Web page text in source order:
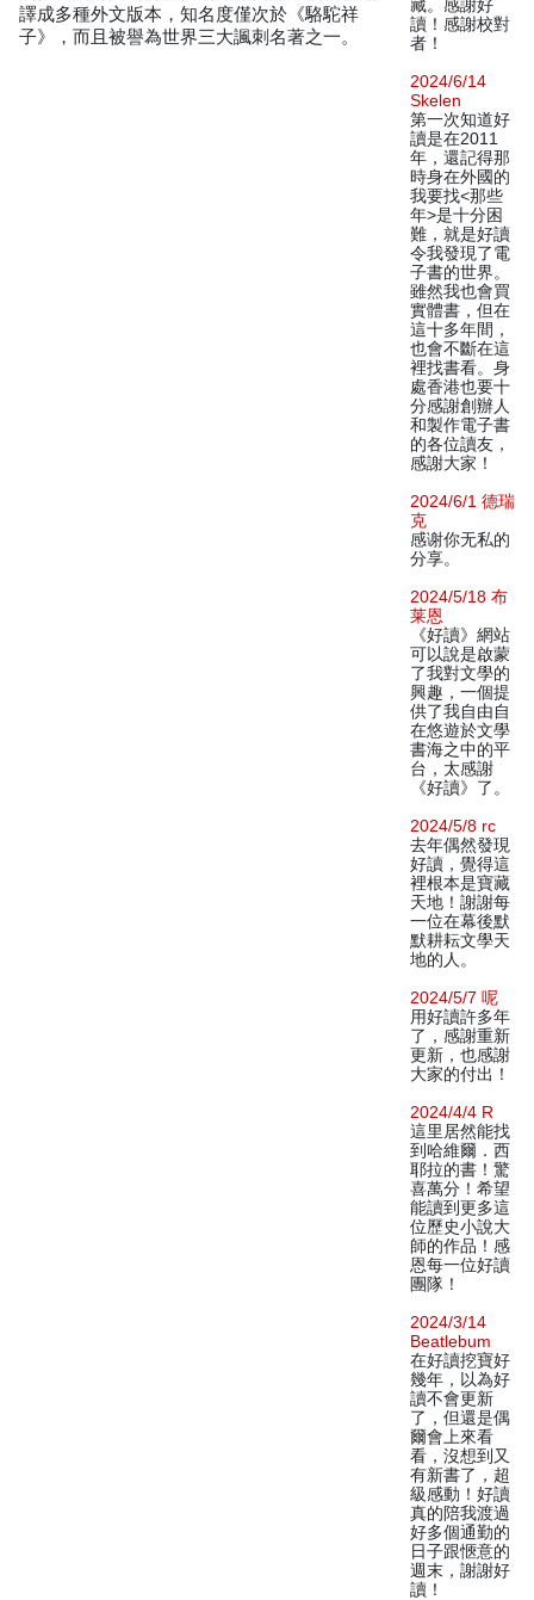
譯成多種外文版本，知名度僅次於《駱駝祥
子》，而且被譽為世界三大諷刺名著之一。
藏。感謝好
讀！感謝校對
者！
2024/6/14
Skelen
第一次知道好
讀是在2011
年，還記得那
時身在外國的
我要找<那些
年>是十分困
難，就是好讀
令我發現了電
子書的世界。
雖然我也會買
實體書，但在
這十多年間，
也會不斷在這
裡找書看。身
處香港也要十
分感謝創辦人
和製作電子書
的各位讀友，
感謝大家！
2024/6/1 德瑞
克
感谢你无私的
分享。
2024/5/18 布
莱恩
《好讀》網站
可以說是啟蒙
了我對文學的
興趣，一個提
供了我自由自
在悠遊於文學
書海之中的平
台，太感謝
《好讀》了。
2024/5/8 rc
去年偶然發現
好讀，覺得這
裡根本是寶藏
天地！謝謝每
一位在幕後默
默耕耘文學天
地的人。
2024/5/7 呢
用好讀許多年
了，感謝重新
更新，也感謝
大家的付出！
2024/4/4 R
這里居然能找
到哈維爾．西
耶拉的書！驚
喜萬分！希望
能讀到更多這
位歷史小說大
師的作品！感
恩每一位好讀
團隊！
2024/3/14
Beatlebum
在好讀挖寶好
幾年，以為好
讀不會更新
了，但還是偶
爾會上來看
看，沒想到又
有新書了，超
級感動！好讀
真的陪我渡過
好多個通勤的
日子跟愜意的
週末，謝謝好
讀！